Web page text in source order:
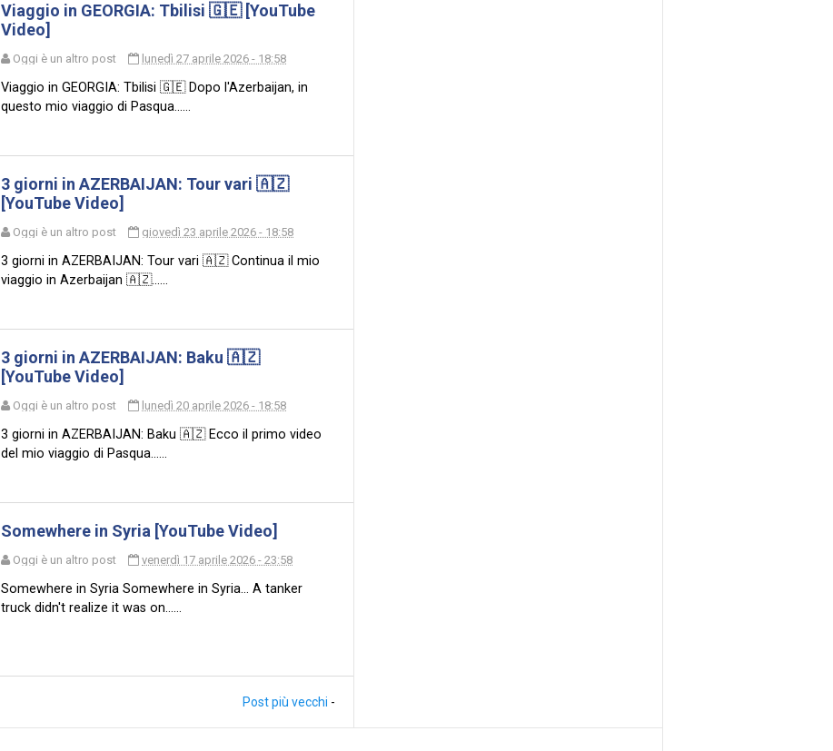
Viaggio in GEORGIA: Tbilisi 🇬🇪 [YouTube
Video]
Oggi è un altro post lunedì 27 aprile 2026 - 18:58
Viaggio in GEORGIA: Tbilisi 🇬🇪 Dopo l'Azerbaijan, in
questo mio viaggio di Pasqua......
3 giorni in AZERBAIJAN: Tour vari 🇦🇿
[YouTube Video]
Oggi è un altro post giovedì 23 aprile 2026 - 18:58
3 giorni in AZERBAIJAN: Tour vari 🇦🇿 Continua il mio
viaggio in Azerbaijan 🇦🇿......
3 giorni in AZERBAIJAN: Baku 🇦🇿
[YouTube Video]
Oggi è un altro post lunedì 20 aprile 2026 - 18:58
3 giorni in AZERBAIJAN: Baku 🇦🇿 Ecco il primo video
del mio viaggio di Pasqua......
Somewhere in Syria [YouTube Video]
Oggi è un altro post venerdì 17 aprile 2026 - 23:58
Somewhere in Syria Somewhere in Syria... A tanker
truck didn't realize it was on......
Post più vecchi -